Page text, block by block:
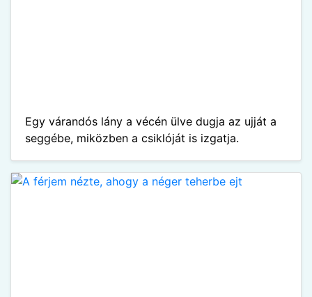
Egy várandós lány a vécén ülve dugja az ujját a
seggébe, miközben a csiklóját is izgatja.